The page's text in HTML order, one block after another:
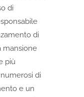
di
di
mansione
più
di
e un